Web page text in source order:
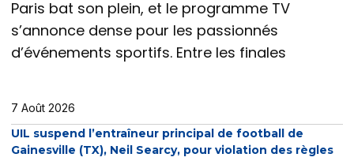
Paris bat son plein, et le programme TV
s’annonce dense pour les passionnés
d’événements sportifs. Entre les finales
7 Août 2026
UIL suspend l’entraîneur principal de football de
Gainesville (TX), Neil Searcy, pour violation des règles